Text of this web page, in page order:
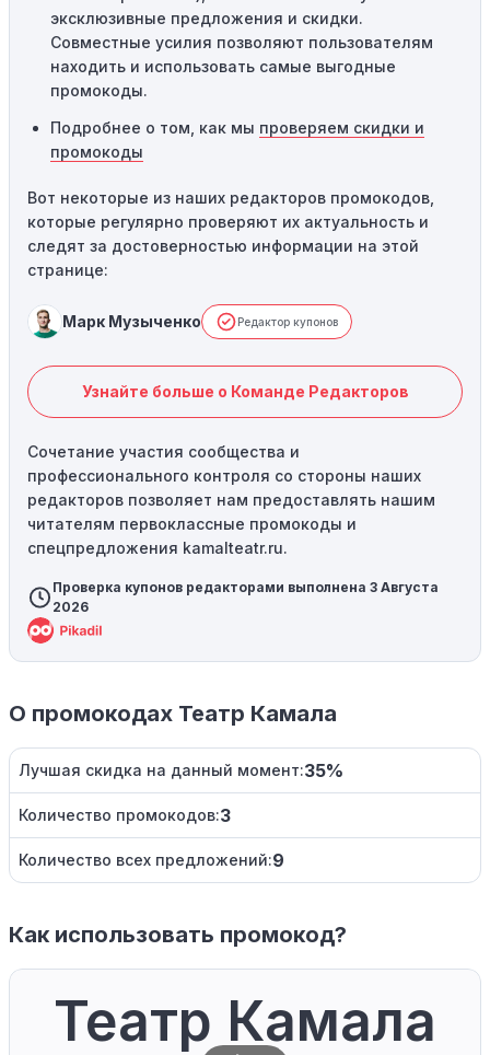
эксклюзивные предложения и скидки.
Совместные усилия позволяют пользователям
находить и использовать самые выгодные
промокоды.
Подробнее о том, как мы проверяем скидки и
промокоды
Вот некоторые из наших редакторов промокодов,
которые регулярно проверяют их актуальность и
следят за достоверностью информации на этой
странице:
Марк Музыченко Редактор купонов
Узнайте больше о Команде Редакторов
Сочетание участия сообщества и
профессионального контроля со стороны наших
редакторов позволяет нам предоставлять нашим
читателям первоклассные промокоды и
спецпредложения kamalteatr.ru.
Проверка купонов редакторами выполнена 3 Августа
2026
О промокодах Театр Камала
Лучшая скидка на данный момент:35%
Количество промокодов:3
Количество всех предложений:9
Как использовать промокод?
Театр Камала